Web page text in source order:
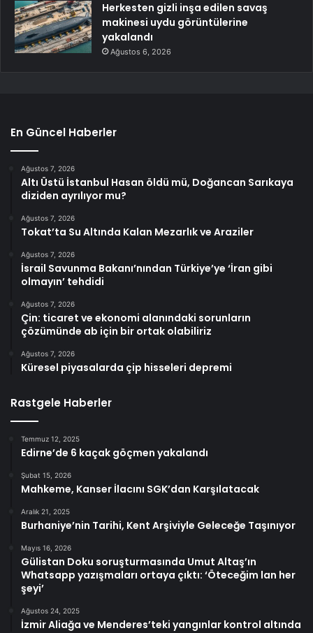
Herkesten gizli inşa edilen savaş
makinesi uydu görüntülerine
yakalandı
Ağustos 6, 2026
En Güncel Haberler
Ağustos 7, 2026
Altı Üstü İstanbul Hasan öldü mü, Doğancan Sarıkaya
diziden ayrılıyor mu?
Ağustos 7, 2026
Tokat’ta Su Altında Kalan Mezarlık ve Araziler
Ağustos 7, 2026
İsrail Savunma Bakanı’nından Türkiye’ye ‘İran gibi
olmayın’ tehdidi
Ağustos 7, 2026
Çin: ticaret ve ekonomi alanındaki sorunların
çözümünde ab için bir ortak olabiliriz
Ağustos 7, 2026
Küresel piyasalarda çip hisseleri depremi
Rastgele Haberler
Temmuz 12, 2025
Edirne’de 6 kaçak göçmen yakalandı
Şubat 15, 2026
Mahkeme, Kanser İlacını SGK’dan Karşılatacak
Aralık 21, 2025
Burhaniye’nin Tarihi, Kent Arşiviyle Geleceğe Taşınıyor
Mayıs 16, 2026
Gülistan Doku soruşturmasında Umut Altaş’ın
Whatsapp yazışmaları ortaya çıktı: ‘Öteceğim lan her
şeyi’
Ağustos 24, 2025
İzmir Aliağa ve Menderes’teki yangınlar kontrol altında